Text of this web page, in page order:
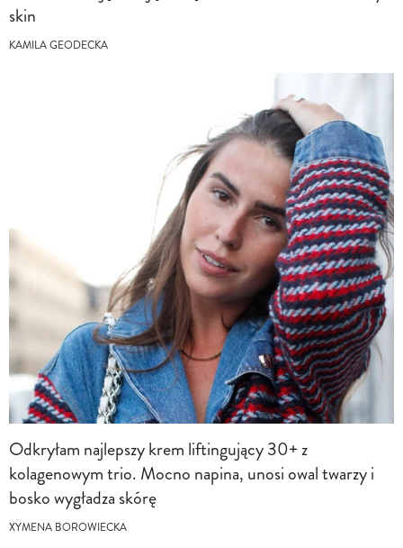
skin
KAMILA GEODECKA
Odkryłam najlepszy krem liftingujący 30+ z
kolagenowym trio. Mocno napina, unosi owal twarzy i
bosko wygładza skórę
XYMENA BOROWIECKA